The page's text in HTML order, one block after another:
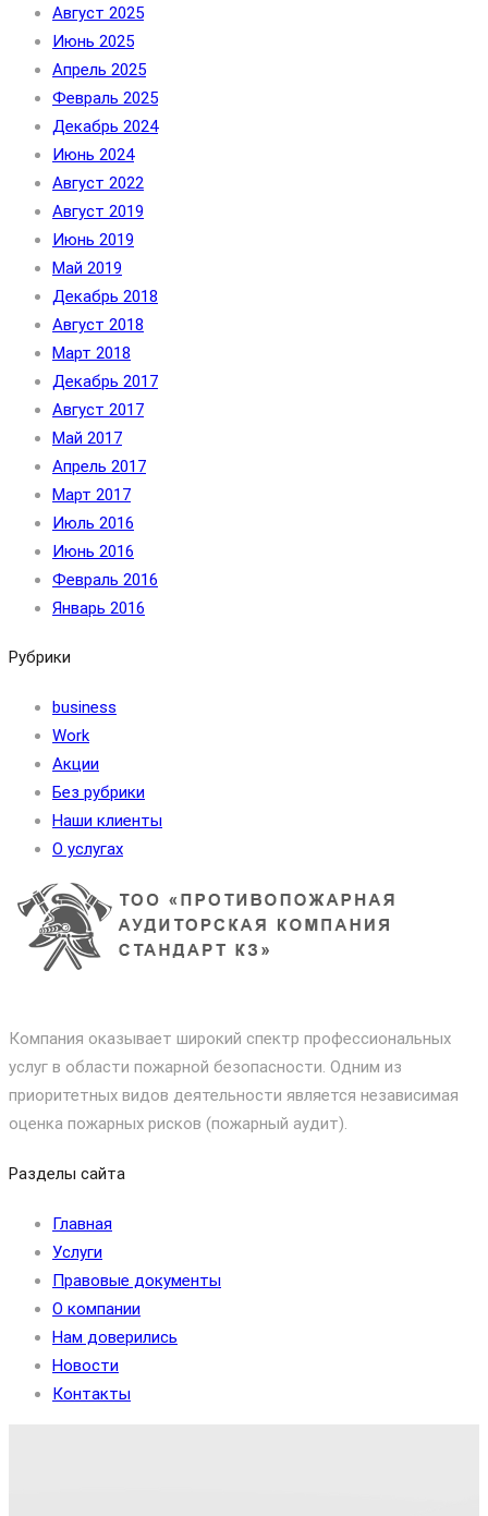
Август 2025
Июнь 2025
Апрель 2025
Февраль 2025
Декабрь 2024
Июнь 2024
Август 2022
Август 2019
Июнь 2019
Май 2019
Декабрь 2018
Август 2018
Март 2018
Декабрь 2017
Август 2017
Май 2017
Апрель 2017
Март 2017
Июль 2016
Июнь 2016
Февраль 2016
Январь 2016
Рубрики
business
Work
Акции
Без рубрики
Наши клиенты
О услугах
Компания оказывает широкий спектр профессиональных
услуг в области пожарной безопасности. Одним из
приоритетных видов деятельности является независимая
оценка пожарных рисков (пожарный аудит).
Разделы сайта
Главная
Услуги
Правовые документы
О компании
Нам доверились
Новости
Контакты